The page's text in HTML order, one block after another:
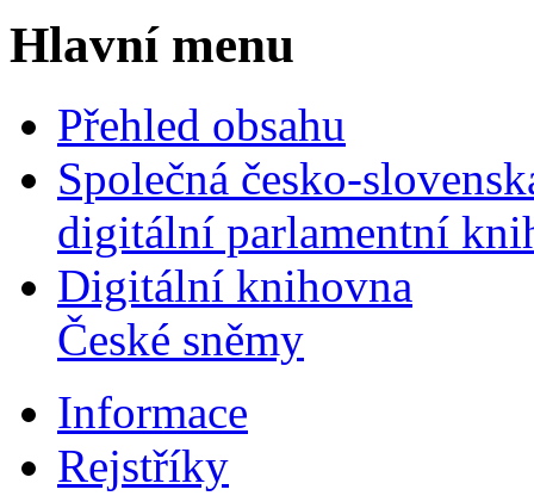
Hlavní menu
Přehled obsahu
Společná česko-
digitální parlamentní
Digitální knihovna
České sněmy
Informace
Rejstříky